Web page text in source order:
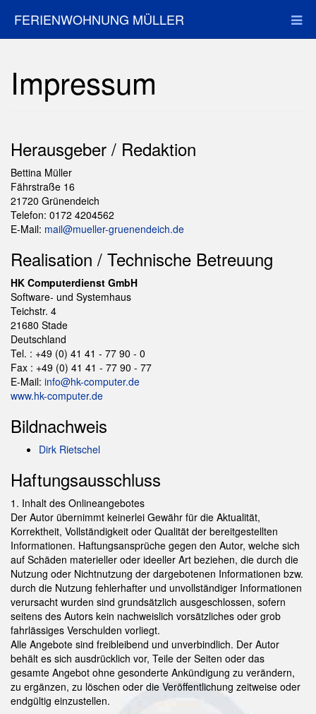
FERIENWOHNUNG MÜLLER
Impressum
Herausgeber / Redaktion
Bettina Müller
Fährstraße 16
21720 Grünendeich
Telefon: 0172 4204562
E-Mail: mail@mueller-gruenendeich.de
Realisation / Technische Betreuung
HK Computerdienst GmbH
Software- und Systemhaus
Teichstr. 4
21680 Stade
Deutschland
Tel. : +49 (0) 41 41 - 77 90 - 0
Fax : +49 (0) 41 41 - 77 90 - 77
E-Mail: info@hk-computer.de
www.hk-computer.de
Bildnachweis
Dirk Rietschel
Haftungsausschluss
1. Inhalt des Onlineangebotes
Der Autor übernimmt keinerlei Gewähr für die Aktualität,
Korrektheit, Vollständigkeit oder Qualität der bereitgestellten
Informationen. Haftungsansprüche gegen den Autor, welche sich
auf Schäden materieller oder ideeller Art beziehen, die durch die
Nutzung oder Nichtnutzung der dargebotenen Informationen bzw.
durch die Nutzung fehlerhafter und unvollständiger Informationen
verursacht wurden sind grundsätzlich ausgeschlossen, sofern
seitens des Autors kein nachweislich vorsätzliches oder grob
fahrlässiges Verschulden vorliegt.
Alle Angebote sind freibleibend und unverbindlich. Der Autor
behält es sich ausdrücklich vor, Teile der Seiten oder das
gesamte Angebot ohne gesonderte Ankündigung zu verändern,
zu ergänzen, zu löschen oder die Veröffentlichung zeitweise oder
endgültig einzustellen.